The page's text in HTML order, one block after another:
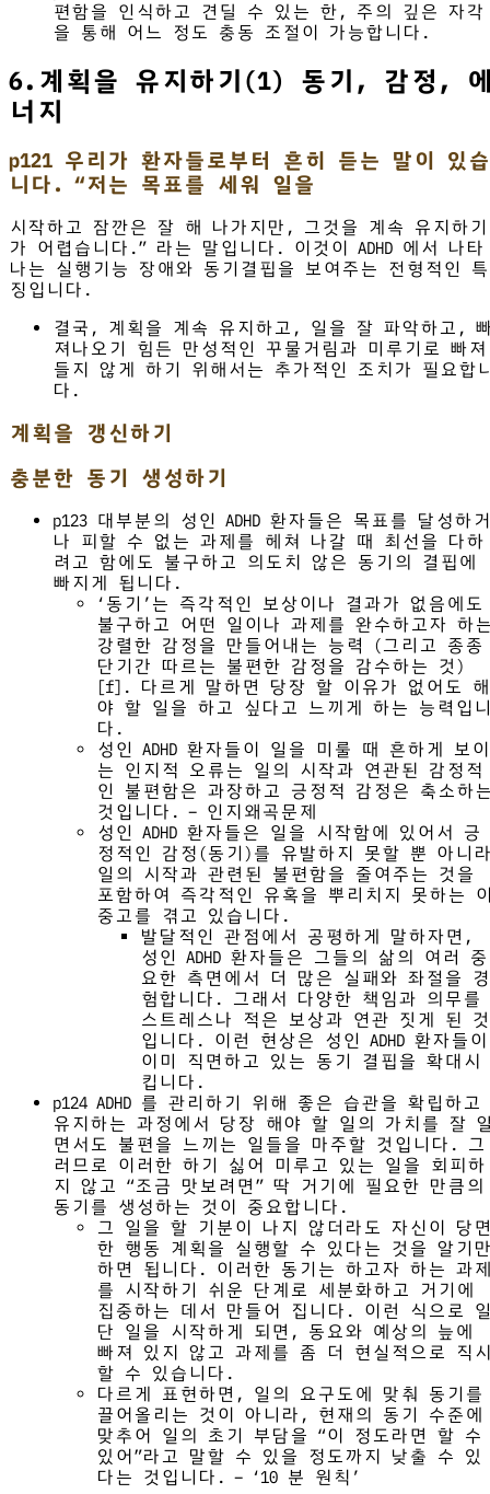
편함을 인식하고 견딜 수 있는 한, 주의 깊은 자각
을 통해 어느 정도 충동 조절이 가능합니다.
6.계획을 유지하기(1) 동기, 감정,
너지
p121 우리가 환자들로부터 흔히 듣는 말이 있습
니다. “저는 목표를 세워 일을
시작하고 잠깐은 잘 해 나가지만, 그것을 계속 유지하기
가 어렵습니다.” 라는 말입니다. 이것이 ADHD 에서 나타
나는 실행기능 장애와 동기결핍을 보여주는 전형적인 특
징입니다.
결국, 계획을 계속 유지하고, 일을 잘 파악하고,
져나오기 힘든 만성적인 꾸물거림과 미루기로 빠져
들지 않게 하기 위해서는 추가적인 조치가 필요합
다.
계획을 갱신하기
충분한 동기 생성하기
p123 대부분의 성인 ADHD 환자들은 목표를 달성하거
나 피할 수 없는 과제를 헤쳐 나갈 때 최선을 다하
려고 함에도 불구하고 의도치 않은 동기의 결핍에
빠지게 됩니다.
‘동기’는 즉각적인 보상이나 결과가 없음에도
불구하고 어떤 일이나 과제를 완수하고자 하
강렬한 감정을 만들어내는 능력 (그리고 종종
단기간 따르는 불편한 감정을 감수하는 것)
[f]. 다르게 말하면 당장 할 이유가 없어도 해
야 할 일을 하고 싶다고 느끼게 하는 능력입
다.
성인 ADHD 환자들이 일을 미룰 때 흔하게 보이
는 인지적 오류는 일의 시작과 연관된 감정적
인 불편함은 과장하고 긍정적 감정은 축소하
것입니다. – 인지왜곡문제
성인 ADHD 환자들은 일을 시작함에 있어서 긍
정적인 감정(동기)를 유발하지 못할 뿐 아니
일의 시작과 관련된 불편함을 줄여주는 것을
포함하여 즉각적인 유혹을 뿌리치지 못하는
중고를 겪고 있습니다.
발달적인 관점에서 공평하게 말하자면,
성인 ADHD 환자들은 그들의 삶의 여러 중
요한 측면에서 더 많은 실패와 좌절을 경
험합니다. 그래서 다양한 책임과 의무를
스트레스나 적은 보상과 연관 짓게 된 것
입니다. 이런 현상은 성인 ADHD 환자들이
이미 직면하고 있는 동기 결핍을 확대시
킵니다.
p124 ADHD 를 관리하기 위해 좋은 습관을 확립하고
유지하는 과정에서 당장 해야 할 일의 가치를 잘
면서도 불편을 느끼는 일들을 마주할 것입니다. 그
러므로 이러한 하기 싫어 미루고 있는 일을 회피하
지 않고 “조금 맛보려면” 딱 거기에 필요한 만큼의
동기를 생성하는 것이 중요합니다.
그 일을 할 기분이 나지 않더라도 자신이 당
한 행동 계획을 실행할 수 있다는 것을 알기
하면 됩니다. 이러한 동기는 하고자 하는 과
를 시작하기 쉬운 단계로 세분화하고 거기에
집중하는 데서 만들어 집니다. 이런 식으로
단 일을 시작하게 되면, 동요와 예상의 늪에
빠져 있지 않고 과제를 좀 더 현실적으로 직
할 수 있습니다.
다르게 표현하면, 일의 요구도에 맞춰 동기를
끌어올리는 것이 아니라, 현재의 동기 수준에
맞추어 일의 초기 부담을 “이 정도라면 할 수
있어”라고 말할 수 있을 정도까지 낮출 수 있
다는 것입니다. – ‘10 분 원칙’